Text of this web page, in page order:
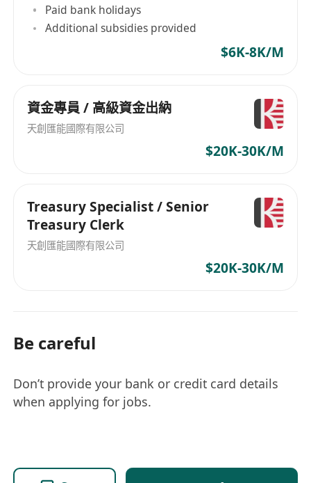
Paid bank holidays
Additional subsidies provided
$6K-8K/M
資金專員 / 高級資金出納
天創匯能國際有限公司
$20K-30K/M
Treasury Specialist / Senior
Treasury Clerk
天創匯能國際有限公司
$20K-30K/M
Be careful
Don’t provide your bank or credit card details
when applying for jobs.